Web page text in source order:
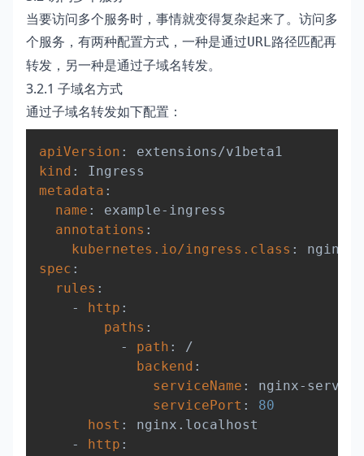
当要访问多个服务时，事情就变得复杂起来了。访问多
个服务，有两种配置方式，一种是通过URL路径匹配再
转发，另一种是通过子域名转发。
3.2.1 子域名方式
通过子域名转发如下配置：
apiVersion :
kind :
metadata :
name : example- ingress
annotations :
kubernetes.io/ingress.class :
spec :
rules :
-
http :
paths :
-
path :
/
backend :
serviceName : nginx- service
servicePort :
80
host :
nginx.localhost
-
http :